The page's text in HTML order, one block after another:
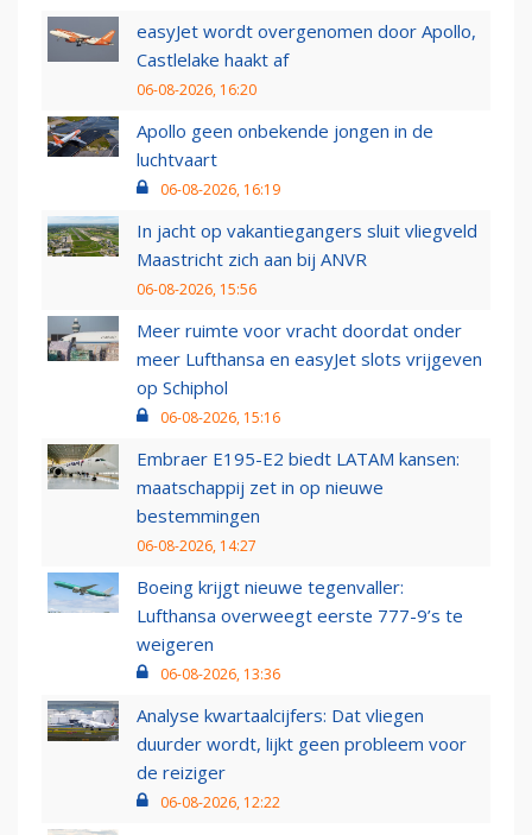
easyJet wordt overgenomen door Apollo,
Castlelake haakt af
06-08-2026, 16:20
Apollo geen onbekende jongen in de
luchtvaart
06-08-2026, 16:19
In jacht op vakantiegangers sluit vliegveld
Maastricht zich aan bij ANVR
06-08-2026, 15:56
Meer ruimte voor vracht doordat onder
meer Lufthansa en easyJet slots vrijgeven
op Schiphol
06-08-2026, 15:16
Embraer E195-E2 biedt LATAM kansen:
maatschappij zet in op nieuwe
bestemmingen
06-08-2026, 14:27
Boeing krijgt nieuwe tegenvaller:
Lufthansa overweegt eerste 777-9’s te
weigeren
06-08-2026, 13:36
Analyse kwartaalcijfers: Dat vliegen
duurder wordt, lijkt geen probleem voor
de reiziger
06-08-2026, 12:22